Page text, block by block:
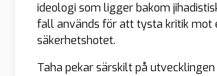
ideologi som ligger bakom
fall används för att tysta kritik mot
säkerhetshotet.
Taha pekar särskilt på